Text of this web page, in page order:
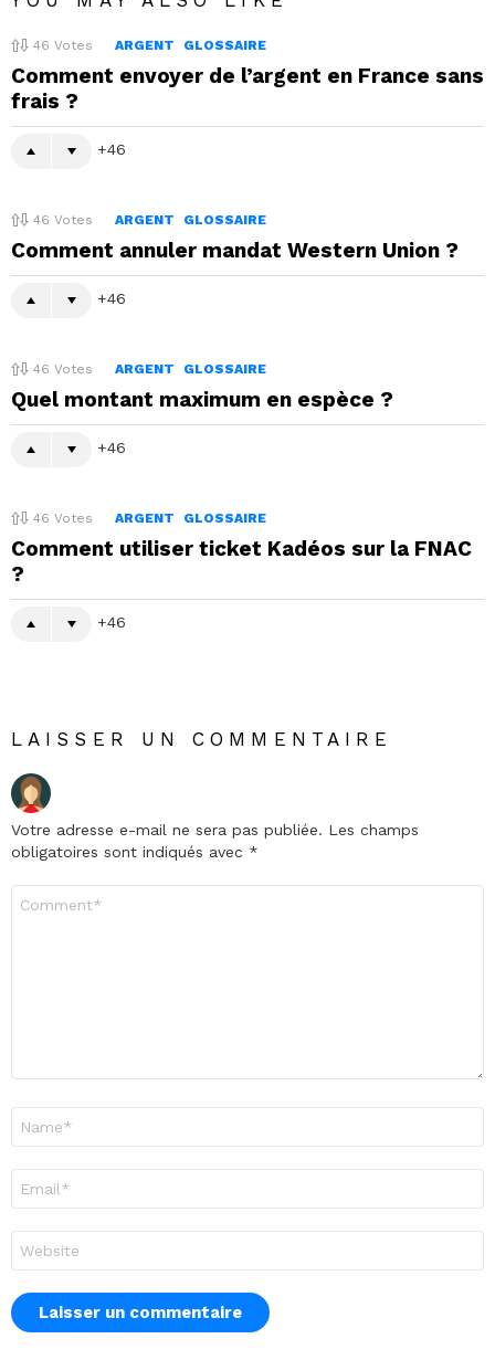
46 Votes ARGENT GLOSSAIRE
Comment envoyer de l’argent en France sans
frais ?
46
46 Votes ARGENT GLOSSAIRE
Comment annuler mandat Western Union ?
46
46 Votes ARGENT GLOSSAIRE
Quel montant maximum en espèce ?
46
46 Votes ARGENT GLOSSAIRE
Comment utiliser ticket Kadéos sur la FNAC
?
46
LAISSER UN COMMENTAIRE
Votre adresse e-mail ne sera pas publiée. Les champs
obligatoires sont indiqués avec *
mail
*
web